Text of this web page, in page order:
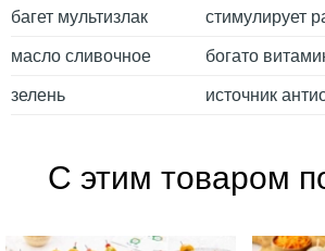
багет мультизлак стимулирует
масло сливочное богато
зелень источник
С этим товаром